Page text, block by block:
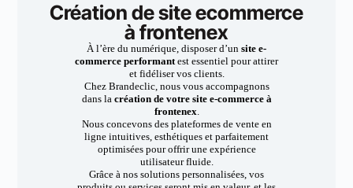
Création de site ecommerce
à frontenex
À l’ère du numérique, disposer d’un site e-
commerce performantest essentiel pour attirer
et fidéliser vos clients.
Chez Brandeclic, nous vous accompagnons
dans la création de votre site e-commerce à
frontenex.
Nous concevons des plateformes de vente en
ligne intuitives, esthétiques et parfaitement
optimisées pour offrir une expérience
utilisateur fluide.
Grâce à nos solutions personnalisées, vos